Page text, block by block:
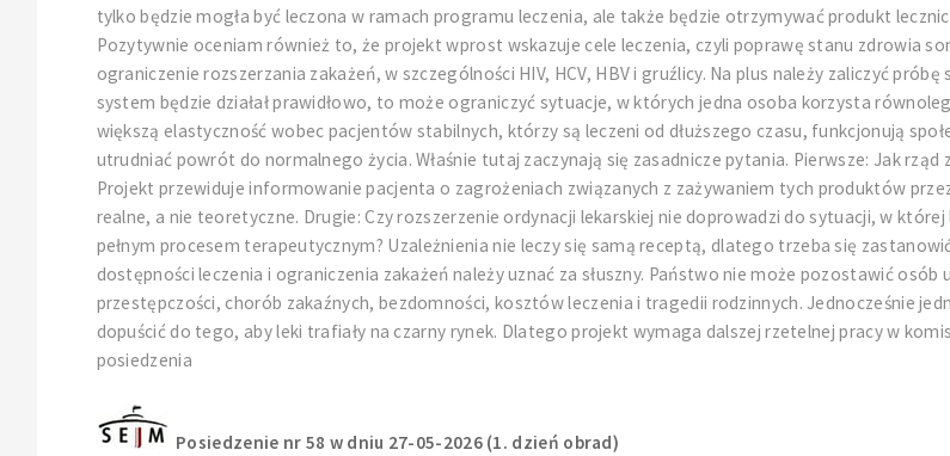
tylko będzie mogła być leczona w ramach programu leczenia, ale także będzie otrzymywać produkt
Pozytywnie oceniam również to, że projekt wprost wskazuje cele leczenia, czyli poprawę stanu zdrowia
ograniczenie rozszerzania zakażeń, w szczególności HIV, HCV, HBV i gruźlicy. Na plus należy zaliczyć
system będzie działał prawidłowo, to może ograniczyć sytuacje, w których jedna osoba korzysta
większą elastyczność wobec pacjentów stabilnych, którzy są leczeni od dłuższego czasu, funkcjonują
utrudniać powrót do normalnego życia. Właśnie tutaj zaczynają się zasadnicze pytania. Pierwsze: Jak
Projekt przewiduje informowanie pacjenta o zagrożeniach związanych z zażywaniem tych produktów
realne, a nie teoretyczne. Drugie: Czy rozszerzenie ordynacji lekarskiej nie doprowadzi do sytuacji, w
pełnym procesem terapeutycznym? Uzależnienia nie leczy się samą receptą, dlatego trzeba się
dostępności leczenia i ograniczenia zakażeń należy uznać za słuszny. Państwo nie może pozostawić
przestępczości, chorób zakaźnych, bezdomności, kosztów leczenia i tragedii rodzinnych. Jednocześnie
dopuścić do tego, aby leki trafiały na czarny rynek. Dlatego projekt wymaga dalszej rzetelnej pracy w
posiedzenia
Posiedzenie nr 58 w dniu 27-05-2026 (1. dzień obrad)